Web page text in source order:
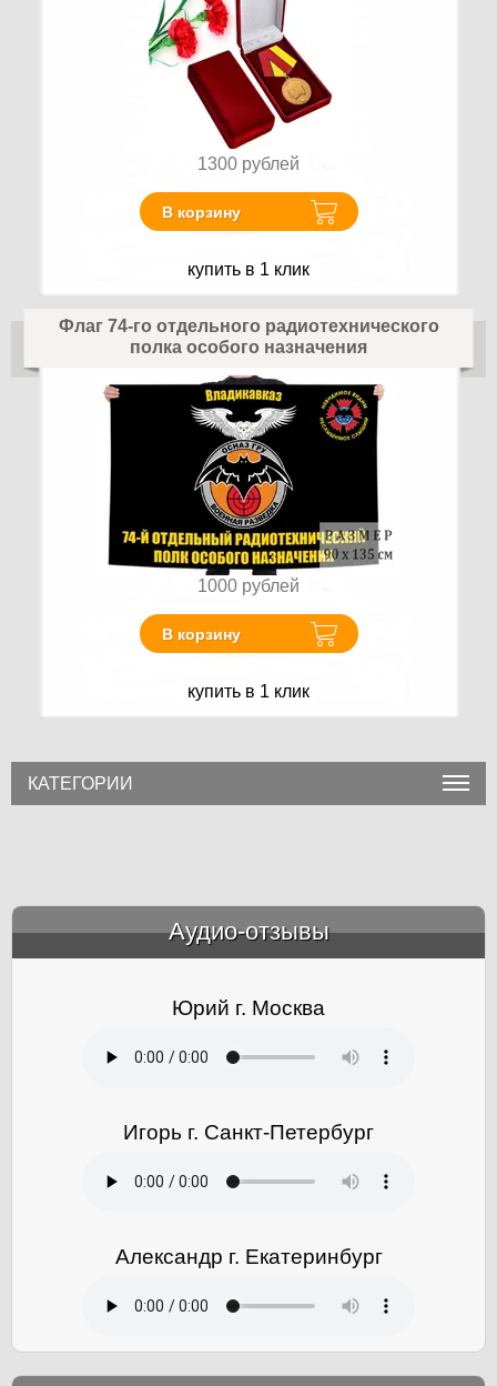
1300 рублей
В корзину
купить в 1 клик
Флаг 74-го отдельного радиотехнического
полка особого назначения
1000 рублей
В корзину
купить в 1 клик
КАТЕГОРИИ
Аудио-отзывы
Юрий г. Москва
Игорь г. Санкт-Петербург
Александр г. Екатеринбург